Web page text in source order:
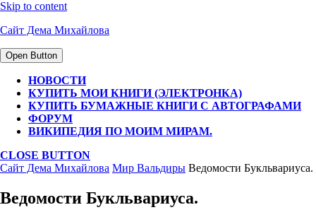
Skip to content
Сайт Дема Михайлова
Open Button
НОВОСТИ
КУПИТЬ МОИ КНИГИ (ЭЛЕКТРОНКА)
КУПИТЬ БУМАЖНЫЕ КНИГИ С АВТОГРАФАМИ
ФОРУМ
ВИКИПЕДИЯ ПО МОИМ МИРАМ.
CLOSE BUTTON
Сайт Дема Михайлова Мир Вальдиры Ведомости Букльвариуса.
Ведомости Букльвариуса.